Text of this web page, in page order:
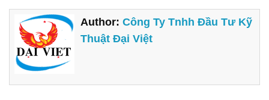
Author:Công Ty Tnhh Đầu Tư Kỹ
Thuật Đại Việt